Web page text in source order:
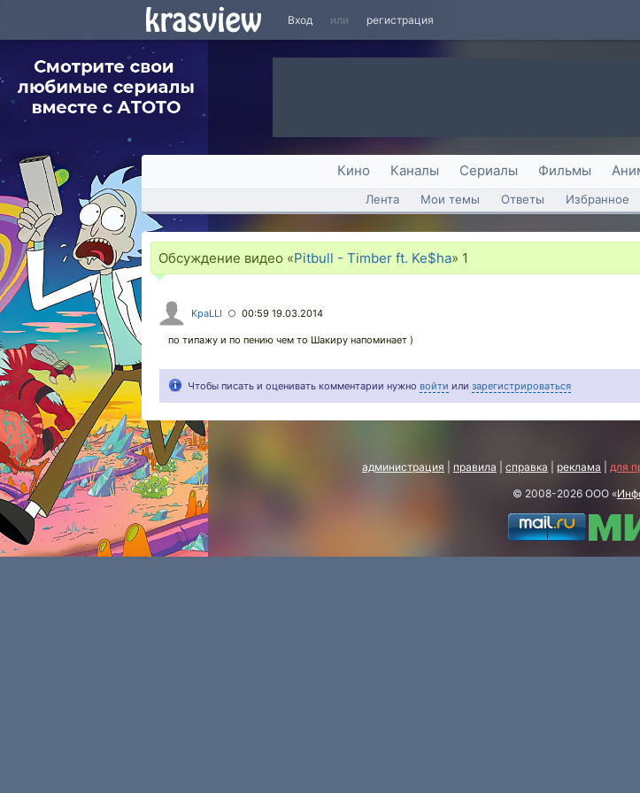
Вход или регистрация
Кино Каналы Сериалы Фильмы
Лента Мои темы Ответы Избранное
Обсуждение видео «Pitbull - Timber ft. Ke$ha» 1
KpaLLI ○ 00:59 19.03.2014
по типажу и по пению чем то Шакиру напоминает )
Чтобы писать и оценивать комментарии нужно войти или зарегистрироваться
администрация правила справка реклама для
© 2008-2026 ООО «